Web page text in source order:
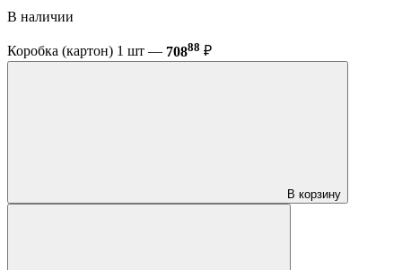
В наличии
Коробка (картон) 1 шт — 70888 ₽
В корзину